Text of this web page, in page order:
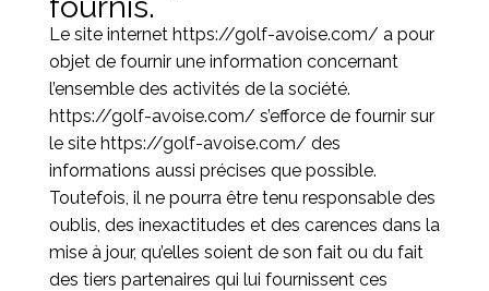
Le site internet https://golf-avoise.com/ a pour
objet de fournir une information concernant
l’ensemble des activités de la société.
https://golf-avoise.com/ s’efforce de fournir sur
le site https://golf-avoise.com/ des
informations aussi précises que possible.
Toutefois, il ne pourra être tenu responsable des
oublis, des inexactitudes et des carences dans la
mise à jour, qu’elles soient de son fait ou du fait
des tiers partenaires qui lui fournissent ces